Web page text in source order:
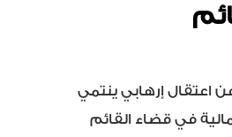
الإثنين ٢٣ كانون الأول، عن اعتقال إرهابي ينتمي
في قضاء القائم